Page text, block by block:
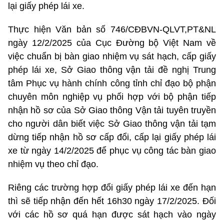
lại giấy phép lái xe.
Thực hiện Văn bản số 746/CĐBVN-QLVT,PT&NL
ngày 12/2/2025 của Cục Đường bộ Việt Nam về
việc chuẩn bị bàn giao nhiệm vụ sát hạch, cấp giấy
phép lái xe, Sở Giao thông vận tải đề nghị Trung
tâm Phục vụ hành chính công tỉnh chỉ đạo bộ phận
chuyên môn nghiệp vụ phối hợp với bộ phận tiếp
nhận hồ sơ của Sở Giao thông Vận tải tuyên truyền
cho người dân biết việc Sở Giao thông vận tải tạm
dừng tiếp nhận hồ sơ cấp đổi, cấp lại giấy phép lái
xe từ ngày 14/2/2025 để phục vụ công tác bàn giao
nhiệm vụ theo chỉ đạo.
Riêng các trường hợp đổi giấy phép lái xe đến hạn
thì sẽ tiếp nhận đến hết 16h30 ngày 17/2/2025. Đối
với các hồ sơ quá hạn được sát hạch vào ngày